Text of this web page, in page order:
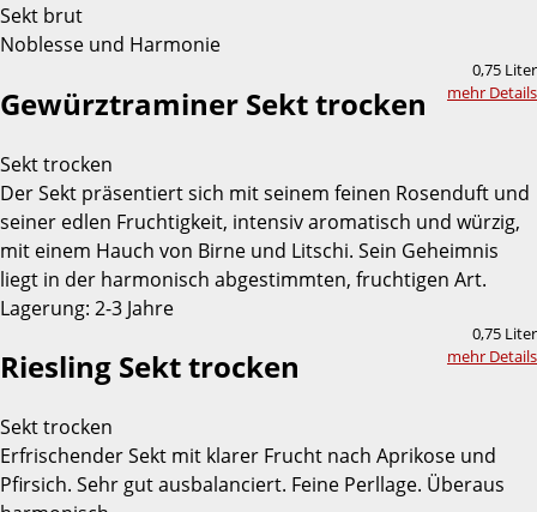
Sekt brut
Noblesse und Harmonie
0,75 Liter
mehr Details
Gewürztraminer Sekt trocken
Sekt trocken
Der Sekt präsentiert sich mit seinem feinen Rosenduft und
seiner edlen Fruchtigkeit, intensiv aromatisch und würzig,
mit einem Hauch von Birne und Litschi. Sein Geheimnis
liegt in der harmonisch abgestimmten, fruchtigen Art.
Lagerung: 2-3 Jahre
0,75 Liter
mehr Details
Riesling Sekt trocken
Sekt trocken
Erfrischender Sekt mit klarer Frucht nach Aprikose und
Pfirsich. Sehr gut ausbalanciert. Feine Perllage. Überaus